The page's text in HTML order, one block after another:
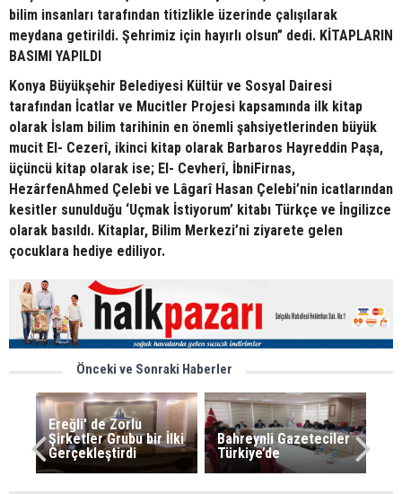
bilim insanları tarafından titizlikle üzerinde çalışılarak
meydana getirildi. Şehrimiz için hayırlı olsun” dedi. KİTAPLARIN
BASIMI YAPILDI
Konya Büyükşehir Belediyesi Kültür ve Sosyal Dairesi
tarafından İcatlar ve Mucitler Projesi kapsamında ilk kitap
olarak İslam bilim tarihinin en önemli şahsiyetlerinden büyük
mucit El- Cezerî, ikinci kitap olarak Barbaros Hayreddin Paşa,
üçüncü kitap olarak ise; El- Cevherî, İbniFirnas,
HezârfenAhmed Çelebi ve Lâgarî Hasan Çelebi’nin icatlarından
kesitler sunulduğu ‘Uçmak İstiyorum’ kitabı Türkçe ve İngilizce
olarak basıldı. Kitaplar, Bilim Merkezi’ni ziyarete gelen
çocuklara hediye ediliyor.
Önceki ve Sonraki Haberler
Ereğli' de Zorlu
Şirketler Grubu bir İlki
Gerçekleştirdi
Bahreynli Gazeteciler
Türkiye’de